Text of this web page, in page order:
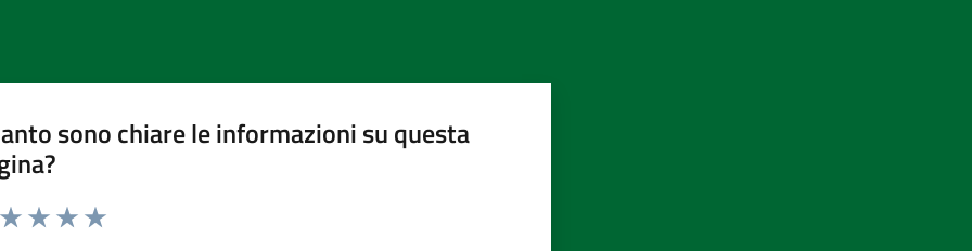
sono chiare le informazioni su questa
da 1 a 5 stelle la pagina